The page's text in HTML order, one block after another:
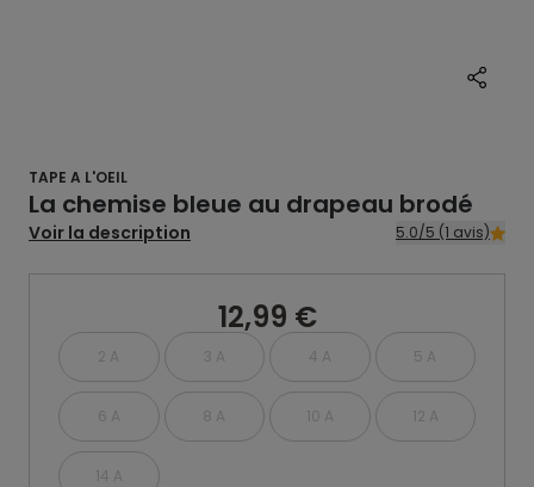
TAPE A L'OEIL
La chemise bleue au drapeau brodé
Voir la description 5.0/5 (1 avis)
12,99 €
2 A 3 A 4 A 5 A
6 A 8 A 10 A 12 A
14 A